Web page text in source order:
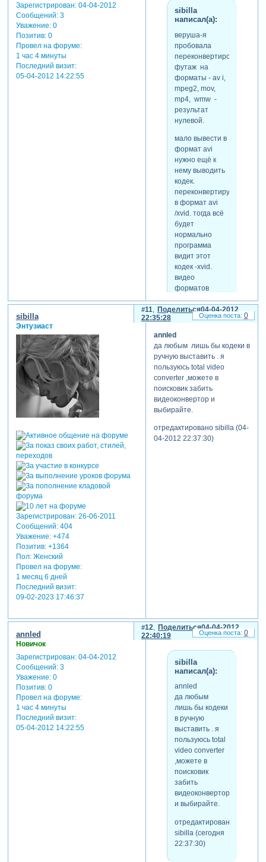
программа видит этот кодек
-xvid. видео форматов
много-av i, mpeg2, mov,
mp4, wmw ... ,но к ним
нужно подобрать кодек
который видит программа
.тут надо самой немного
поработать с
видоеконвертером .
Зарегистрирован: 04-04-2012
Сообщений:3
Уважение: 0
Позитив: 0
Провел на форуме:
1 час 4 минуты
Последний визит:
05-04-2012 14:22:55
sibilla
написал(а):
веруша-я
пробовала
переконвертировать
футаж на
форматы - av i,
mpeg2, mov,
mp4, wmw -
результат
нулевой.
мало вывести в
формат avi
нужно ещё к
нему выводить
кодек.
переконвертируй
в формат avi
/xvid. тогда всё
будет
нормально
программа
видит этот
кодек -xvid.
видео
форматов
mpeg2, mov,
mp4, wmw ...
,но к ним нужно
подобрать
видит
программа .тут
надо самой
поработать с
.
Поделиться
11
04-04-2012
22:35:28
sibilla
Энтузиаст
Зарегистрирован: 26-06-2011
Сообщений:404
Уважение: +474
Позитив: +1364
Пол:Женский
Провел на форуме:
1 месяц 6 дней
Последний визит:
09-02-2023 17:46:37
annled
да любым лишь бы кодеки в
ручную выставить . я
пользуюсь total video
converter ,можете в
поисковик забить
видеоконвертор и
выбирайте.
отредактировано sibilla (04-
04-2012 22:37:30)
0
Поделиться
12
04-04-2012
22:40:19
annled
Новичок
Зарегистрирован: 04-04-2012
Сообщений:3
Уважение: 0
Позитив: 0
Провел на форуме:
1 час 4 минуты
Последний визит:
05-04-2012 14:22:55
sibilla
написал(а):
annled
да любым
лишь бы кодеки
в ручную
выставить . я
пользуюсь total
video converter
,можете в
поисковик
забить
видеоконвертор
и выбирайте.
отредактировано
sibilla (сегодня
22:37:30)
0